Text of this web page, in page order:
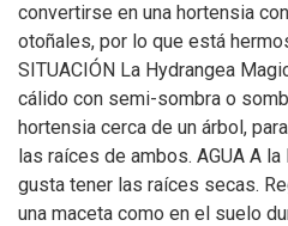
convertirse en una hortensia
otoñales, por lo que está
SITUACIÓN La Hydrangea
cálido con semi-sombra o
hortensia cerca de un árbol,
las raíces de ambos. AGUA A
gusta tener las raíces secas.
una maceta como en el suelo